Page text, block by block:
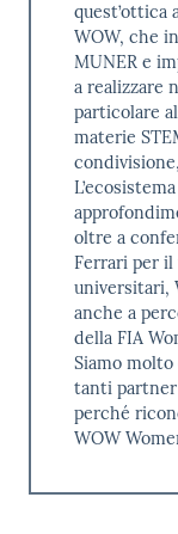
quest’ottica
WOW, che
MUNER e
a realizzare
particolare
materie
oltre a
Ferrari per
universitari,
anche a
della FIA
Siamo
tanti
perché
WOW